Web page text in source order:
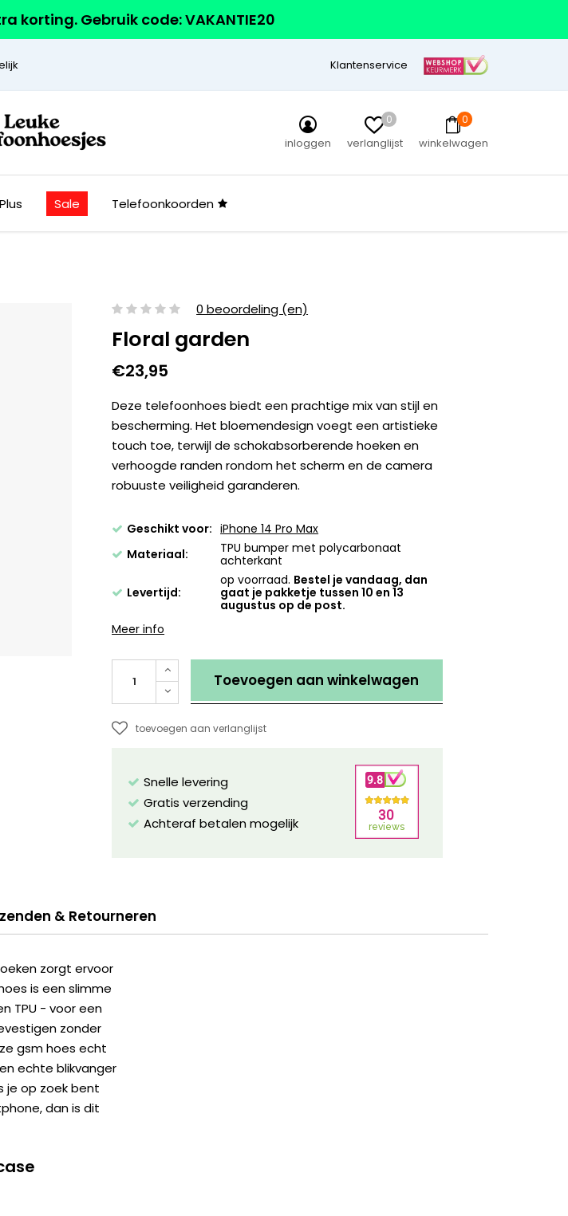
korting. Gebruik code: VAKANTIE20
Klantenservice
inloggen
0
verlanglijst
0
winkelwagen
Sale Telefoonkoorden
0 beoordeling (en)
Floral garden
€23,95
Deze telefoonhoes biedt een prachtige mix van stijl en
bescherming. Het bloemendesign voegt een artistieke
touch toe, terwijl de schokabsorberende hoeken en
verhoogde randen rondom het scherm en de camera
robuuste veiligheid garanderen.
Geschikt voor: iPhone 14 Pro Max
Materiaal:
TPU bumper met polycarbonaat
achterkant
Levertijd:
op voorraad. Bestel je vandaag, dan
gaat je pakketje tussen 10 en 13
augustus op de post.
Meer info
Toevoegen aan winkelwagen
toevoegen aan verlanglijst
Snelle levering
Gratis verzending
Achteraf betalen mogelijk
& Retourneren
zorgt ervoor
is een slimme
TPU - voor een
zonder
gsm hoes echt
echte blikvanger
je op zoek bent
dan is dit